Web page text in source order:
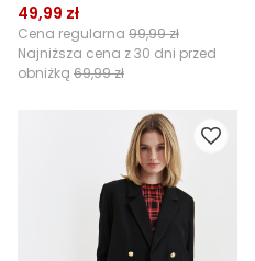
49,99 zł
Cena regularna 99,99 zł
Najniższa cena z 30 dni przed
obniżką 69,99 zł